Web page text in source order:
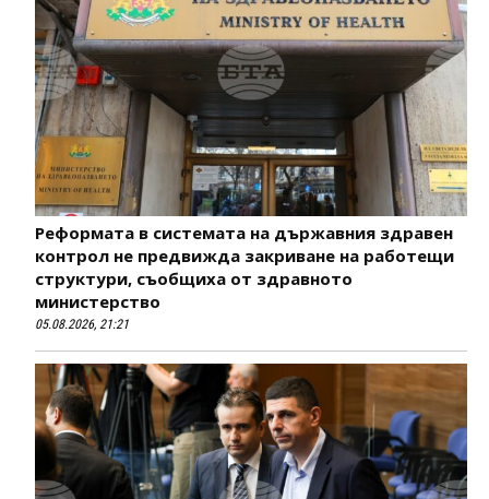
Реформата в системата на държавния здравен
контрол не предвижда закриване на работещи
структури, съобщиха от здравното
министерство
05.08.2026, 21:21